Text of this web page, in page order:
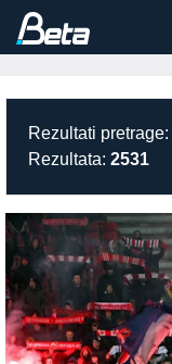
Rezultati pretrage:
Rezultata: 2531